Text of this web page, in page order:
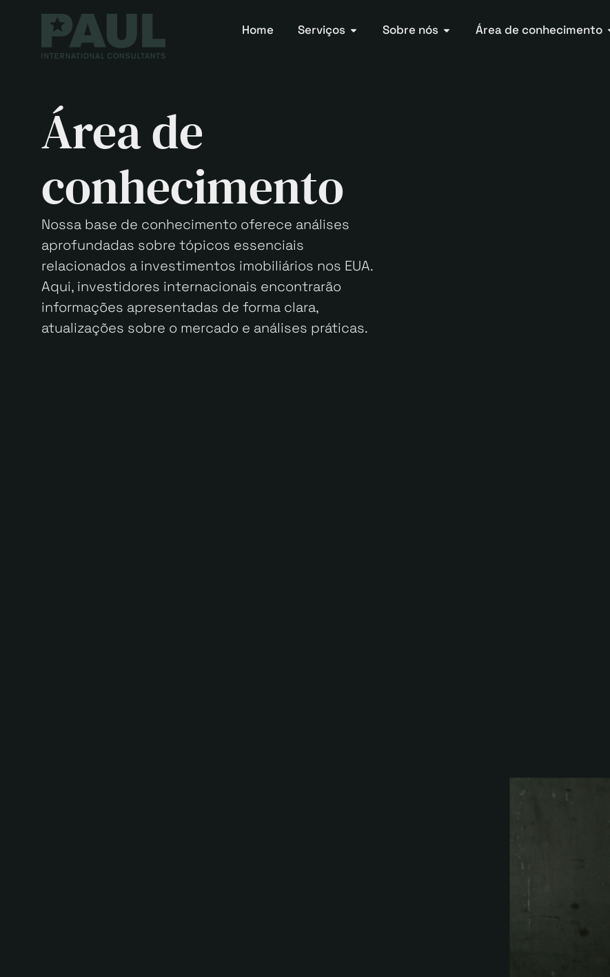
Home Serviços Sobre nós Área de conhecimento
Área de
conhecimento
Nossa base de conhecimento oferece análises
aprofundadas sobre tópicos essenciais
relacionados a investimentos imobiliários nos EUA.
Aqui, investidores internacionais encontrarão
informações apresentadas de forma clara,
atualizações sobre o mercado e análises práticas.